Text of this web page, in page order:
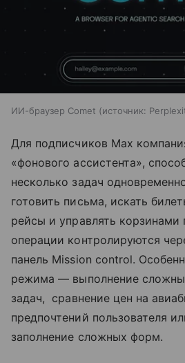
ИИ-браузер Comet источник:
Для подписчиков Max
«фонового ассистента»,
несколько задач
готовить письма, искать
рейсы и управлять корзинами
операции контролируются
панель Mission control.
режима — выполнение
задач, сравнение цен на
предпочтений пользователя
заполнение сложных форм.